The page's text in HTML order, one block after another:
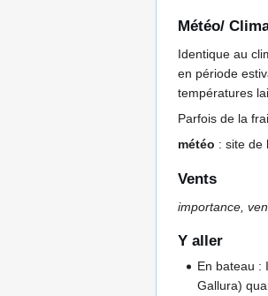
Météo/
Identique au
en période
températures
Parfois de la
météo : site de
Vents
importance,
Y aller
En bateau :
Gallura)